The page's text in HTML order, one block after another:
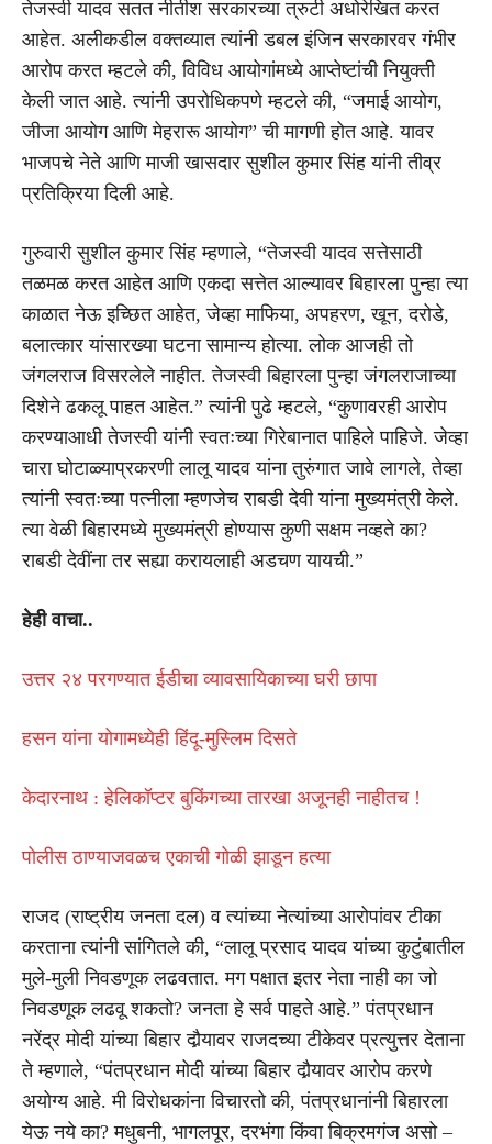
तेजस्वी यादव सतत नीतीश सरकारच्या त्रुटी अधोरेखित करत
आहेत. अलीकडील वक्तव्यात त्यांनी डबल इंजिन सरकारवर गंभीर
आरोप करत म्हटले की, विविध आयोगांमध्ये आप्तेष्टांची नियुक्ती
केली जात आहे. त्यांनी उपरोधिकपणे म्हटले की, “जमाई आयोग,
जीजा आयोग आणि मेहरारू आयोग” ची मागणी होत आहे. यावर
भाजपचे नेते आणि माजी खासदार सुशील कुमार सिंह यांनी तीव्र
प्रतिक्रिया दिली आहे.
गुरुवारी सुशील कुमार सिंह म्हणाले, “तेजस्वी यादव सत्तेसाठी
तळमळ करत आहेत आणि एकदा सत्तेत आल्यावर बिहारला पुन्हा त्या
काळात नेऊ इच्छित आहेत, जेव्हा माफिया, अपहरण, खून, दरोडे,
बलात्कार यांसारख्या घटना सामान्य होत्या. लोक आजही तो
जंगलराज विसरलेले नाहीत. तेजस्वी बिहारला पुन्हा जंगलराजाच्या
दिशेने ढकलू पाहत आहेत.” त्यांनी पुढे म्हटले, “कुणावरही आरोप
करण्याआधी तेजस्वी यांनी स्वतःच्या गिरेबानात पाहिले पाहिजे. जेव्हा
चारा घोटाळ्याप्रकरणी लालू यादव यांना तुरुंगात जावे लागले, तेव्हा
त्यांनी स्वतःच्या पत्नीला म्हणजेच राबडी देवी यांना मुख्यमंत्री केले.
त्या वेळी बिहारमध्ये मुख्यमंत्री होण्यास कुणी सक्षम नव्हते का?
राबडी देवींना तर सह्या करायलाही अडचण यायची.”
हेही वाचा..
उत्तर २४ परगण्यात ईडीचा व्यावसायिकाच्या घरी छापा
हसन यांना योगामध्येही हिंदू-मुस्लिम दिसते
केदारनाथ : हेलिकॉप्टर बुकिंगच्या तारखा अजूनही नाहीतच !
पोलीस ठाण्याजवळच एकाची गोळी झाडून हत्या
राजद (राष्ट्रीय जनता दल) व त्यांच्या नेत्यांच्या आरोपांवर टीका
करताना त्यांनी सांगितले की, “लालू प्रसाद यादव यांच्या कुटुंबातील
मुले-मुली निवडणूक लढवतात. मग पक्षात इतर नेता नाही का जो
निवडणूक लढवू शकतो? जनता हे सर्व पाहते आहे.” पंतप्रधान
नरेंद्र मोदी यांच्या बिहार दौर्‍यावर राजदच्या टीकेवर प्रत्युत्तर देताना
ते म्हणाले, “पंतप्रधान मोदी यांच्या बिहार दौर्‍यावर आरोप करणे
अयोग्य आहे. मी विरोधकांना विचारतो की, पंतप्रधानांनी बिहारला
येऊ नये का? मधुबनी, भागलपूर, दरभंगा किंवा बिक्रमगंज असो –